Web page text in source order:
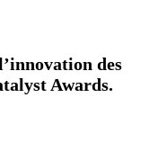
des
Awards.